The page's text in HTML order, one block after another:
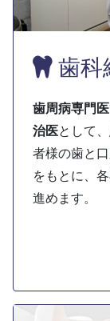
歯科
歯周病専門
治医として
者様の歯と
をもとに、
進めます。